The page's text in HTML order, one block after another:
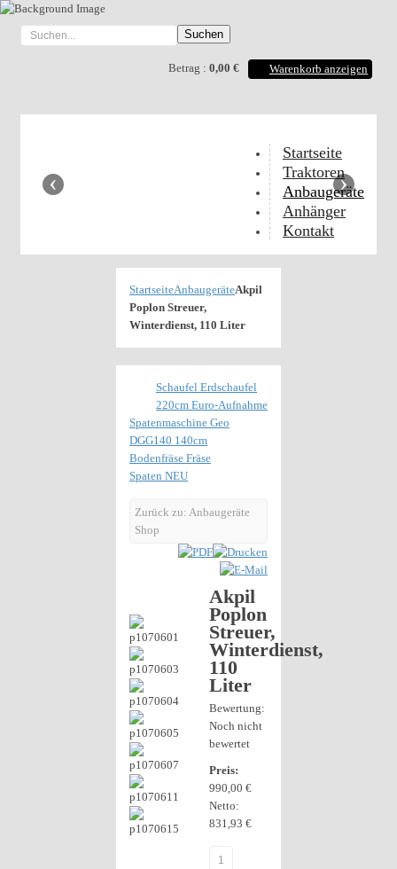
Betrag : 0,00 € Warenkorb anzeigen
Startseite
Traktoren
Anbaugeräte
Anhänger
Kontakt
Anhänger
›
‹
StartseiteAnbaugeräteAkpil
Poplon Streuer,
Winterdienst, 110 Liter
Schaufel Erdschaufel
220cm Euro-Aufnahme
Spatenmaschine Geo
DGG140 140cm
Bodenfräse Fräse
Spaten NEU
Zurück zu: Anbaugeräte
Shop
Akpil
Poplon
Streuer,
Winterdienst,
110
Liter
Bewertung:
Noch nicht
bewertet
Preis:
990,00 €
Netto:
831,93 €